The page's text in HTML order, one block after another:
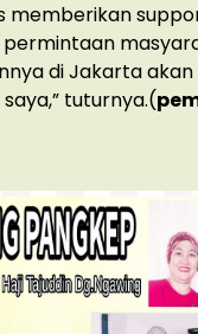
memberikan
permintaan
di Jakarta
tuturnya.(